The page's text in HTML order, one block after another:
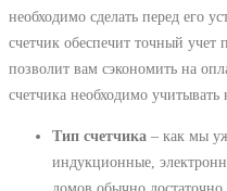
необходимо сделать перед его
счетчик обеспечит точный учет
позволит вам сэкономить на
счетчика необходимо учитывать
Тип счетчика ‒ как мы
индукционные,